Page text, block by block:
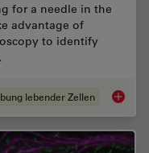
for a needle in the
advantage of
to identify
lebender Zellen Putting